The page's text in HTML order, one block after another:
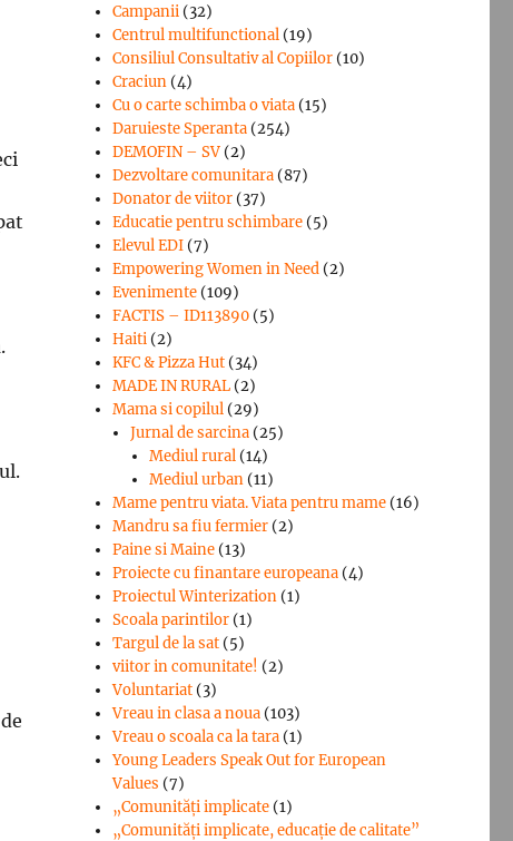
Campanii (32)
Centrul multifunctional (19)
Consiliul Consultativ al Copiilor (10)
Craciun (4)
Cu o carte schimba o viata (15)
Daruieste Speranta (254)
DEMOFIN – SV (2)
Dezvoltare comunitara (87)
Donator de viitor (37)
Educatie pentru schimbare (5)
Elevul EDI (7)
Empowering Women in Need (2)
Evenimente (109)
FACTIS – ID113890 (5)
Haiti (2)
KFC & Pizza Hut (34)
MADE IN RURAL (2)
Mama si copilul (29)
Jurnal de sarcina (25)
Mediul rural(14)
Mediul urban(11)
Mame pentru viata. Viata pentru mame (16)
Mandru sa fiu fermier (2)
Paine si Maine (13)
Proiecte cu finantare europeana (4)
Proiectul Winterization (1)
Scoala parintilor (1)
Targul de la sat (5)
viitor in comunitate! (2)
Voluntariat (3)
Vreau in clasa a noua (103)
Vreau o scoala ca la tara (1)
Young Leaders Speak Out for European
Values (7)
„Comunități implicate (1)
„Comunități implicate, educație de calitate”